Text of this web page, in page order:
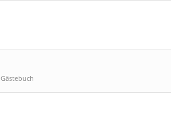
Gästebuch